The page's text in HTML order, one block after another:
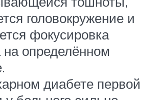
головокружение и
фокусировка
на определённом
диабете первой